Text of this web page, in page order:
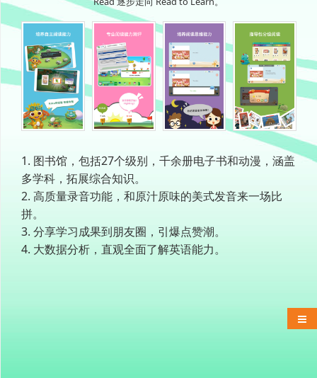
1. 图书馆，包括27个级别，千余册电子书和动漫，涵盖
多学科，拓展综合知识。
2. 高质量录音功能，和原汁原味的美式发音来一场比
拼。
3. 分享学习成果到朋友圈，引爆点赞潮。
4. 大数据分析，直观全面了解英语能力。